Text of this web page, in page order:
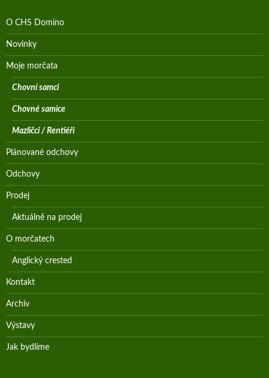
O CHS Domino
Novinky
Moje morčata
Chovní samci
Chovné samice
Mazličci / Rentiéři
Plánované odchovy
Odchovy
Prodej
Aktuálně na prodej
O morčatech
Anglický crested
Kontakt
Archiv
Výstavy
Jak bydlíme